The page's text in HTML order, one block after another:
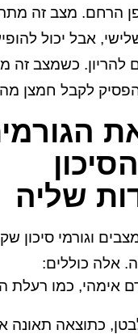
הרחם. מצב זה
אבל יכול
להריון. כשמצב זה
לקבל חמצן
שליה
וגורמי סיכון
אלה כוללים:
אימהי, כמו רעלת
כתוצאה תאונה